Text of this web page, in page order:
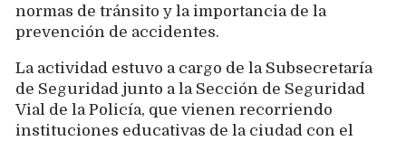
normas de tránsito y la importancia de la
prevención de accidentes.
La actividad estuvo a cargo de la Subsecretaría
de Seguridad junto a la Sección de Seguridad
Vial de la Policía, que vienen recorriendo
instituciones educativas de la ciudad con el